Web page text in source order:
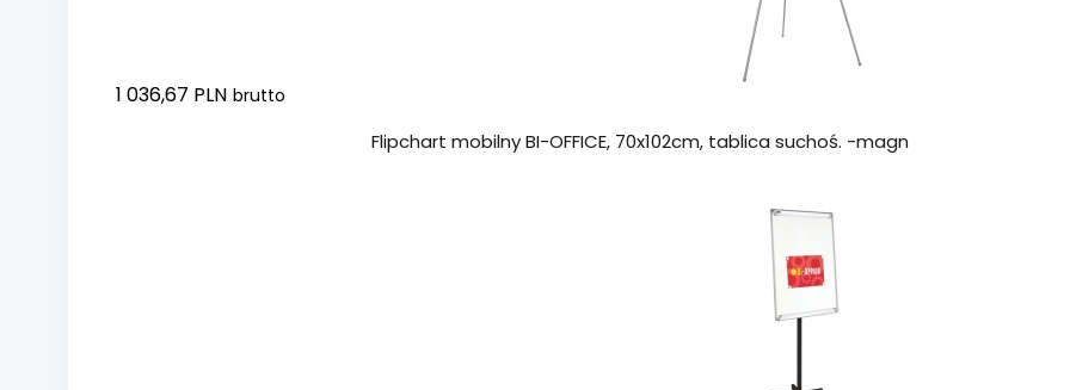
1 036,67 PLN brutto
Flipchart mobilny BI-OFFICE, 70x102cm, tablica suchoś. -magn